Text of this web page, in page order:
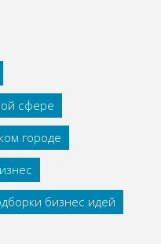
сфере
городе
бизнес идей